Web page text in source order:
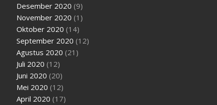
Desember 2020 (9)
November 2020 (1)
Oktober 2020 (14)
September 2020 (12)
Agustus 2020 (21)
Juli 2020 (12)
Juni 2020 (20)
Mei 2020 (12)
April 2020 (17)